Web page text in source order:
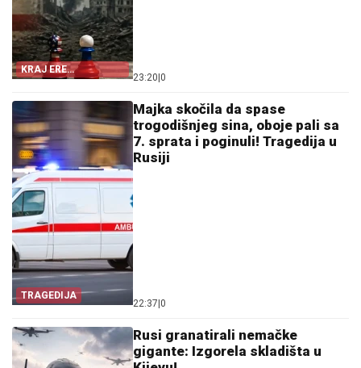
KRAJ ERE
STRATEŠKIH
23:20 0
TRAGEDIJA
Majka skočila da spase
trogodišnjeg sina, oboje pali sa
7. sprata i poginuli! Tragedija u
Rusiji
22:37 0
Rusi granatirali nemačke
gigante: Izgorela skladišta u